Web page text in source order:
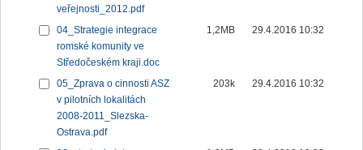
veřejnosti_2012.pdf
04_Strategie integrace
romské komunity ve
Středočeském kraji.doc
1,2MB 29.4.2016 10:32
05_Zprava o cinnosti ASZ
v pilotních lokalitách
2008-2011_Slezska-
Ostrava.pdf
203k 29.4.2016 10:32